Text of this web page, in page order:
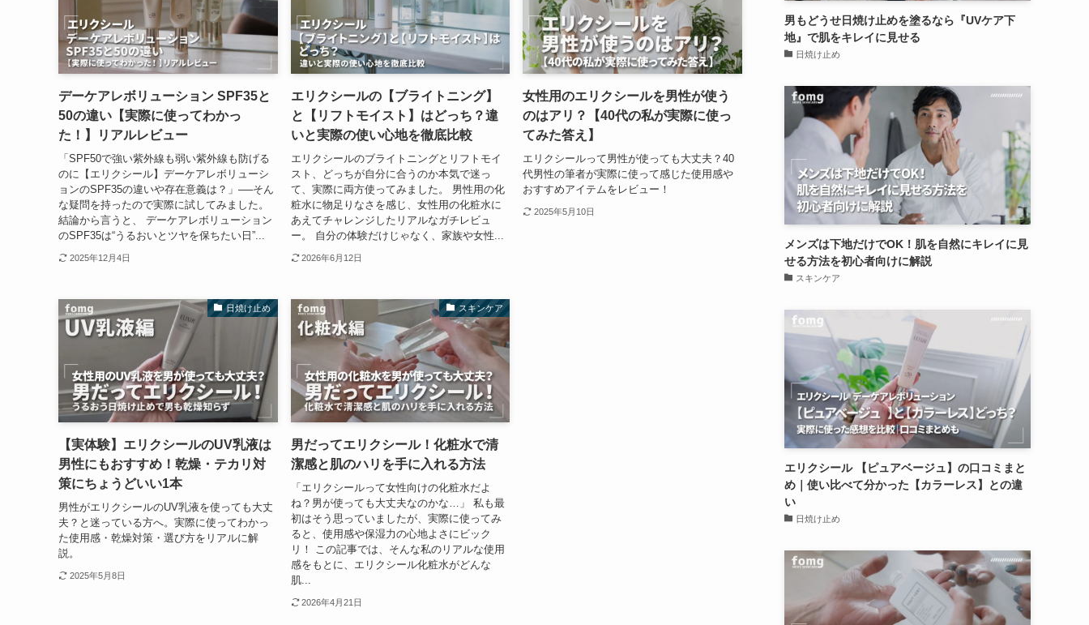
デーケアレボリューション SPF35と
50の違い【実際に使ってわかっ
た！】リアルレビュー
「SPF50で強い紫外線も弱い紫外線も防げる
のに【エリクシール】デーケアレボリューシ
ョンのSPF35の違いや存在意義は？」──そん
な疑問を持ったので実際に試してみました。
結論から言うと、 デーケアレボリューション
のSPF35は“うるおいとツヤを保ちたい日”...
2025年12月4日
エリクシールの【ブライトニング】
と【リフトモイスト】はどっち？違
いと実際の使い心地を徹底比較
エリクシールのブライトニングとリフトモイ
スト、どっちが自分に合うのか本気で迷っ
て、実際に両方使ってみました。 男性用の化
粧水に物足りなさを感じ、女性用の化粧水に
あえてチャレンジしたリアルなガチレビュ
ー。 自分の体験だけじゃなく、家族や女性...
2026年6月12日
女性用のエリクシールを男性が使う
のはアリ？【40代の私が実際に使っ
てみた答え】
エリクシールって男性が使っても大丈夫？40
代男性の筆者が実際に使って感じた使用感や
おすすめアイテムをレビュー！
2025年5月10日
日焼け止め
【実体験】エリクシールのUV乳液は
男性にもおすすめ！乾燥・テカリ対
策にちょうどいい1本
男性がエリクシールのUV乳液を使っても大丈
夫？と迷っている方へ。実際に使ってわかっ
た使用感・乾燥対策・選び方をリアルに解
説。
2025年5月8日
スキンケア
男だってエリクシール！化粧水で清
潔感と肌のハリを手に入れる方法
「エリクシールって女性向けの化粧水だよ
ね？男が使っても大丈夫なのかな…」 私も最
初はそう思っていましたが、実際に使ってみ
ると、使用感や保湿力の心地よさにビック
リ！ この記事では、そんな私のリアルな使用
感をもとに、エリクシール化粧水がどんな
肌...
2026年4月21日
男もどうせ日焼け止めを塗るなら『UVケア下
地』で肌をキレイに見せる
日焼け止め
メンズは下地だけでOK！肌を自然にキレイに見
せる方法を初心者向けに解説
スキンケア
エリクシール 【ピュアベージュ】の口コミまと
め｜使い比べて分かった【カラーレス】との違
い
日焼け止め